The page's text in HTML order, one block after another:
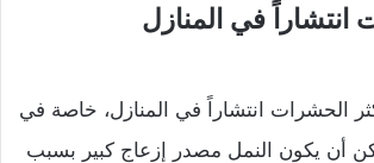
انتشاراً في المنازل
الحشرات انتشاراً في المنازل، خاصة في
أن يكون النمل مصدر إزعاج كبير بسبب